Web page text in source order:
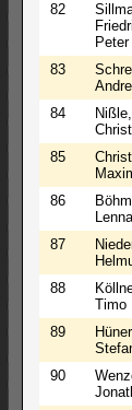
82
Peter
83
84
Nißle,
85
86
87
88
Timo
89
90